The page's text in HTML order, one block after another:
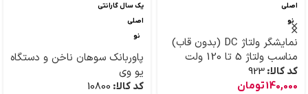
اصلی
نو
نمایشگر ولتاژ DC (بدون قاب)
مناسب ولتاژ 5 تا 120 ولت
کد کالا: 923
140,000تومان
یک سال گارانتی
اصلی
نو
پاوربانک سوهان ناخن و دستگاه
یو وی
کد کالا: 10800